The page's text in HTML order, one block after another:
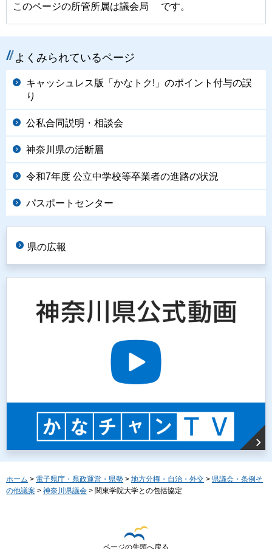
このページの所管所属は議会局 です。
よくみられているページ
キャッシュレス版「かなトク!」のポイント付与の誤
り
公私合同説明・相談会
神奈川県の活断層
令和7年度 公立中学校等卒業者の進路の状況
パスポートセンター
県の広報
ホーム > 電子県庁・県政運営・県勢 > 地方分権・自治・外交 > 県議会・条例そ
の他議案 > 神奈川県議会 > 関東学院大学との包括協定
ページの先頭へ戻る